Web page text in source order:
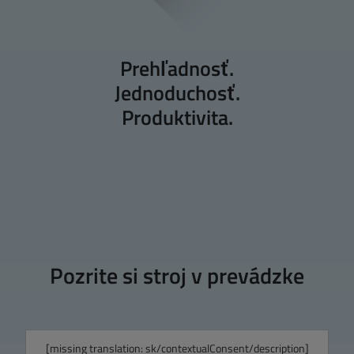
Prehľadnosť.
Jednoduchosť.
Produktivita.
Pozrite si stroj v prevádzke
[missing translation: sk/contextualConsent/description]